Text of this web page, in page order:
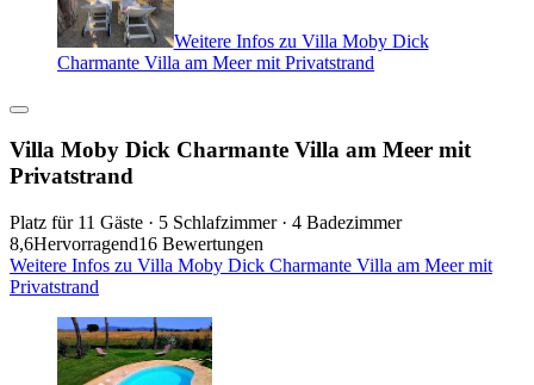
Weitere Infos zu Villa Moby Dick
Charmante Villa am Meer mit Privatstrand
Villa Moby Dick Charmante Villa am Meer mit
Privatstrand
Platz für 11 Gäste · 5 Schlafzimmer · 4 Badezimmer
8,6Hervorragend16 Bewertungen
Weitere Infos zu Villa Moby Dick Charmante Villa am Meer mit
Privatstrand